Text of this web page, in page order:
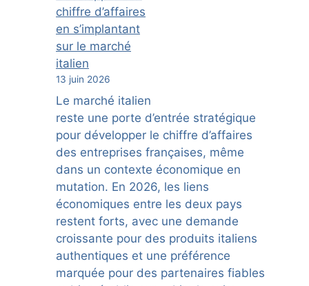
chiffre d’affaires
en s’implantant
sur le marché
italien
13 juin 2026
Le marché italien
reste une porte d’entrée stratégique
pour développer le chiffre d’affaires
des entreprises françaises, même
dans un contexte économique en
mutation. En 2026, les liens
économiques entre les deux pays
restent forts, avec une demande
croissante pour des produits italiens
authentiques et une préférence
marquée pour des partenaires fiables